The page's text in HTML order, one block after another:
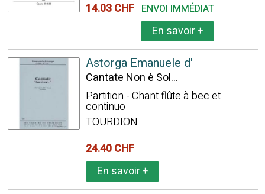
14.03 CHF ENVOI IMMÉDIAT
En savoir+
Astorga Emanuele d'
Cantate Non è Sol...
Partition - Chant flûte à bec et
continuo
TOURDION
24.40 CHF
En savoir+